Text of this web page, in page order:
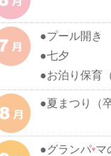
●プール開き
●七夕
●お泊り保育
●夏まつり（
●グランパ♥マ